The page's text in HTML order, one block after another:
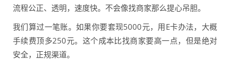
流程公正、透明，速度快。不会像找商家那么提心吊胆。
我们算过一笔账。如果你要套现5000元，用E卡办法，大概
手续费顶多250元。这个成本比找商家要高一点，但是绝对
安全，正规渠道。